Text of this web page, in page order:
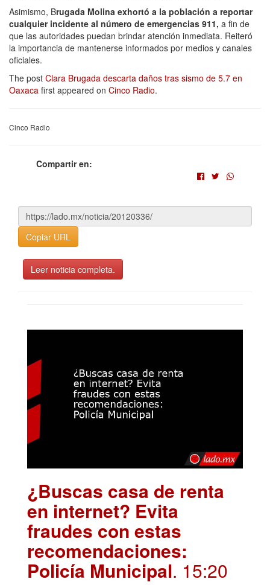
Asimismo, Brugada Molina exhortó a la población a reportar
cualquier incidente al número de emergencias 911, a fin de
que las autoridades puedan brindar atención inmediata. Reiteró
la importancia de mantenerse informados por medios y canales
oficiales.
The post Clara Brugada descarta daños tras sismo de 5.7 en
Oaxaca first appeared on Cinco Radio.
Cinco Radio
Compartir en:
Copiar URL
Leer noticia completa.
¿Buscas casa de renta
en internet? Evita
fraudes con estas
recomendaciones:
Policía Municipal. 15:20